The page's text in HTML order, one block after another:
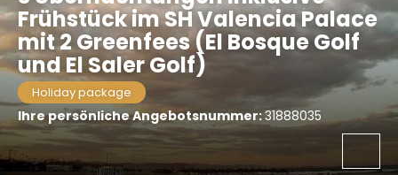
Frühstück im SH Valencia Palace
mit 2 Greenfees (El Bosque Golf
und El Saler Golf)
Holiday package
Ihre persönliche Angebotsnummer:31888035